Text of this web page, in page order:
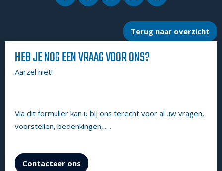
Terug naar overzicht
HEB JE NOG EEN VRAAG VOOR ONS?
Aarzel niet!
Via dit formulier kan u bij ons terecht voor al uw vragen,
voorstellen, bedenkingen,... .
Contacteer ons